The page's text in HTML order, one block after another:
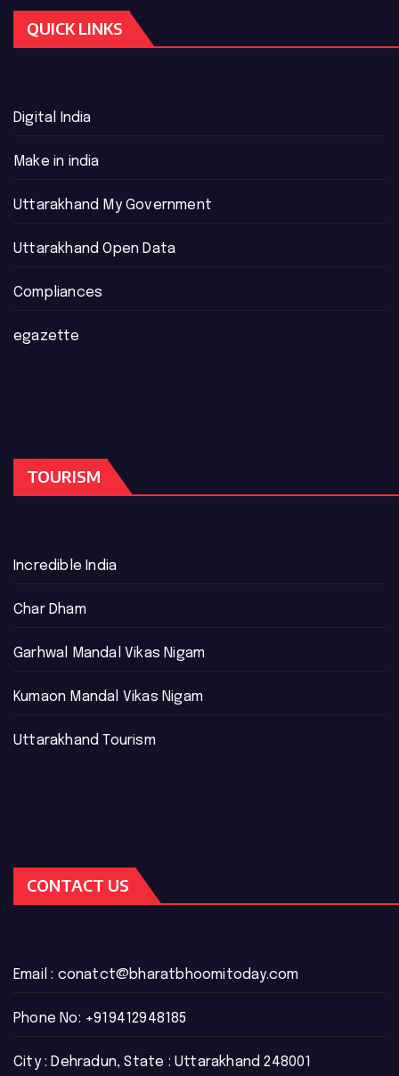
QUICK LINKS
Digital India
Make in india
Uttarakhand My Government
Uttarakhand Open Data
Compliances
egazette
TOURISM
Incredible India
Char Dham
Garhwal Mandal Vikas Nigam
Kumaon Mandal Vikas Nigam
Uttarakhand Tourism
CONTACT US
Email : conatct@bharatbhoomitoday.com
Phone No: +919412948185
City : Dehradun, State : Uttarakhand 248001